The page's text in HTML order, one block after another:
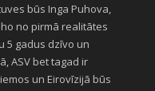
būs Inga Puhova,
no pirmā realitātes
5 gadus dzīvo un
ASV bet tagad ir
un Eirovīzijā būs